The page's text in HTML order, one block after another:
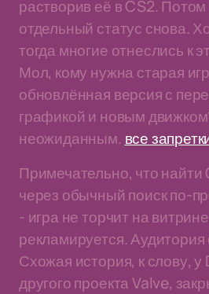
растворив её в CS2.
отдельный статус снова.
тогда многие отнеслись к
Мол, кому нужна старая
обновлённая версия с
графикой и новым
неожиданным. все
Примечательно, что найти
через обычный поиск по-
- игра не торчит на
рекламируется.
Схожая история, к слову,
другого проекта Valve,